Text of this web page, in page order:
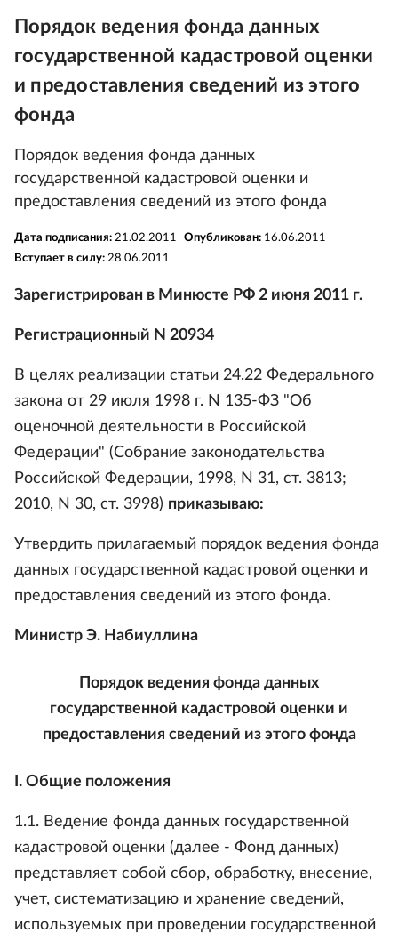
Порядок ведения фонда данных
государственной кадастровой оценки
и предоставления сведений из этого
фонда
Порядок ведения фонда данных
государственной кадастровой оценки и
предоставления сведений из этого фонда
Дата подписания: 21.02.2011 Опубликован: 16.06.2011
Вступает в силу: 28.06.2011
Зарегистрирован в Минюсте РФ 2 июня 2011 г.
Регистрационный N 20934
В целях реализации статьи 24.22 Федерального
закона от 29 июля 1998 г. N 135-ФЗ "Об
оценочной деятельности в Российской
Федерации" (Собрание законодательства
Российской Федерации, 1998, N 31, ст. 3813;
2010, N 30, ст. 3998) приказываю:
Утвердить прилагаемый порядок ведения фонда
данных государственной кадастровой оценки и
предоставления сведений из этого фонда.
Министр Э. Набиуллина
Порядок ведения фонда данных
государственной кадастровой оценки и
предоставления сведений из этого фонда
I. Общие положения
1.1. Ведение фонда данных государственной
кадастровой оценки (далее - Фонд данных)
представляет собой сбор, обработку, внесение,
учет, систематизацию и хранение сведений,
используемых при проведении государственной